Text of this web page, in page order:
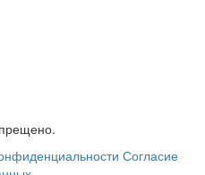
Согласие